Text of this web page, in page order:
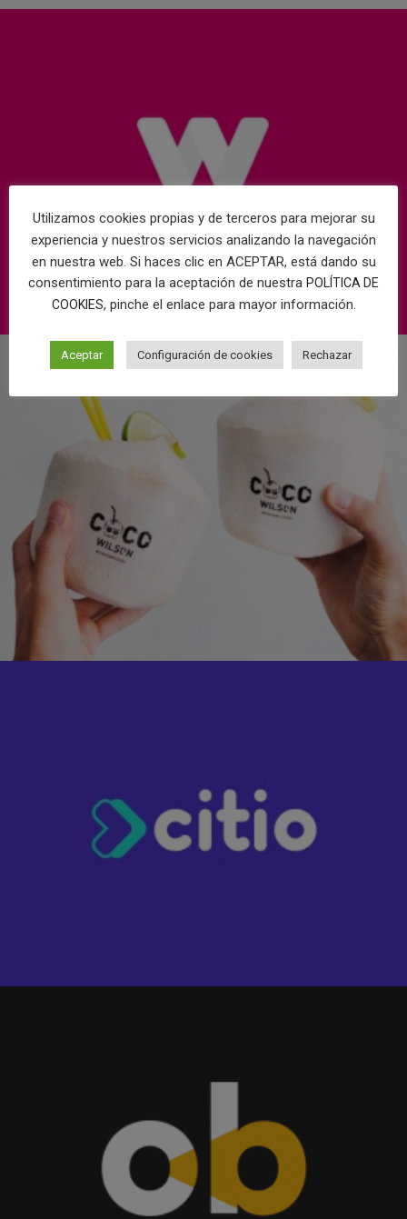
Utilizamos cookies propias y de terceros para mejorar su
experiencia y nuestros servicios analizando la navegación
en nuestra web. Si haces clic en ACEPTAR, está dando su
consentimiento para la aceptación de nuestra POLÍTICA DE
COOKIES, pinche el enlace para mayor información.
Aceptar Configuración de cookies Rechazar